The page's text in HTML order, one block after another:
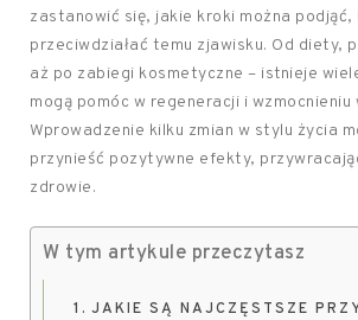
zastanowić się, jakie kroki można podjąć,
przeciwdziałać temu zjawisku. Od diety,
aż po zabiegi kosmetyczne – istnieje
mogą pomóc w regeneracji i wzmocnieniu
Wprowadzenie kilku zmian w stylu życia
przynieść pozytywne efekty,
zdrowie.
W tym artykule przeczytasz
JAKIE SĄ NAJCZĘSTSZE